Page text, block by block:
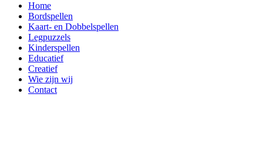
Home
Bordspellen
Kaart- en Dobbelspellen
Legpuzzels
Kinderspellen
Educatief
Creatief
Wie zijn wij
Contact